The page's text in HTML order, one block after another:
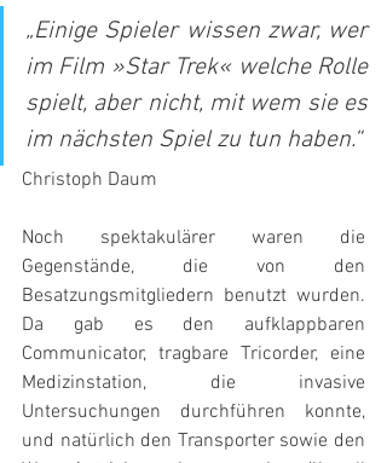
„Einige Spieler wissen zwar, wer
im Film »Star Trek« welche Rolle
spielt, aber nicht, mit wem sie es
im nächsten Spiel zu tun haben.“
Christoph Daum
Noch spektakulärer waren die
Gegenstände, die von den
Besatzungsmitgliedern benutzt wurden.
Da gab es den aufklappbaren
Communicator, tragbare Tricorder, eine
Medizinstation, die invasive
Untersuchungen durchführen konnte,
und natürlich den Transporter sowie den